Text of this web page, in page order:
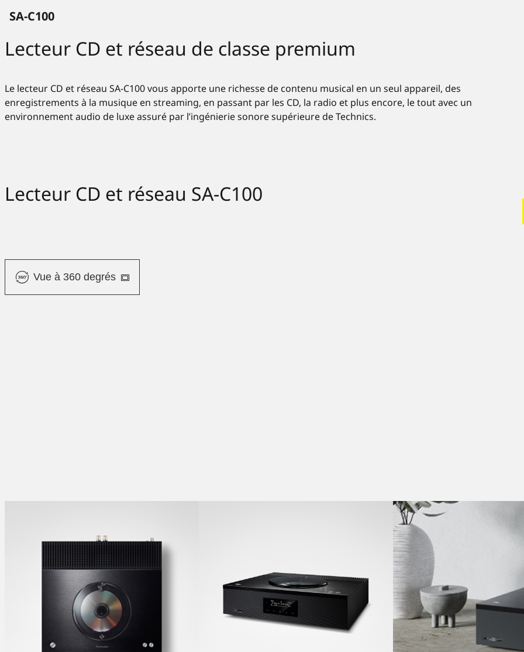
Lecteur CD et réseau SA-C100
Vue à 360 degrés
SA-C100
Lecteur CD et réseau de classe premium
Le lecteur CD et réseau SA-C100 vous apporte une richesse de contenu musical en un seul appareil, des
enregistrements à la musique en streaming, en passant par les CD, la radio et plus encore, le tout avec un
environnement audio de luxe assuré par l’ingénierie sonore supérieure de Technics.